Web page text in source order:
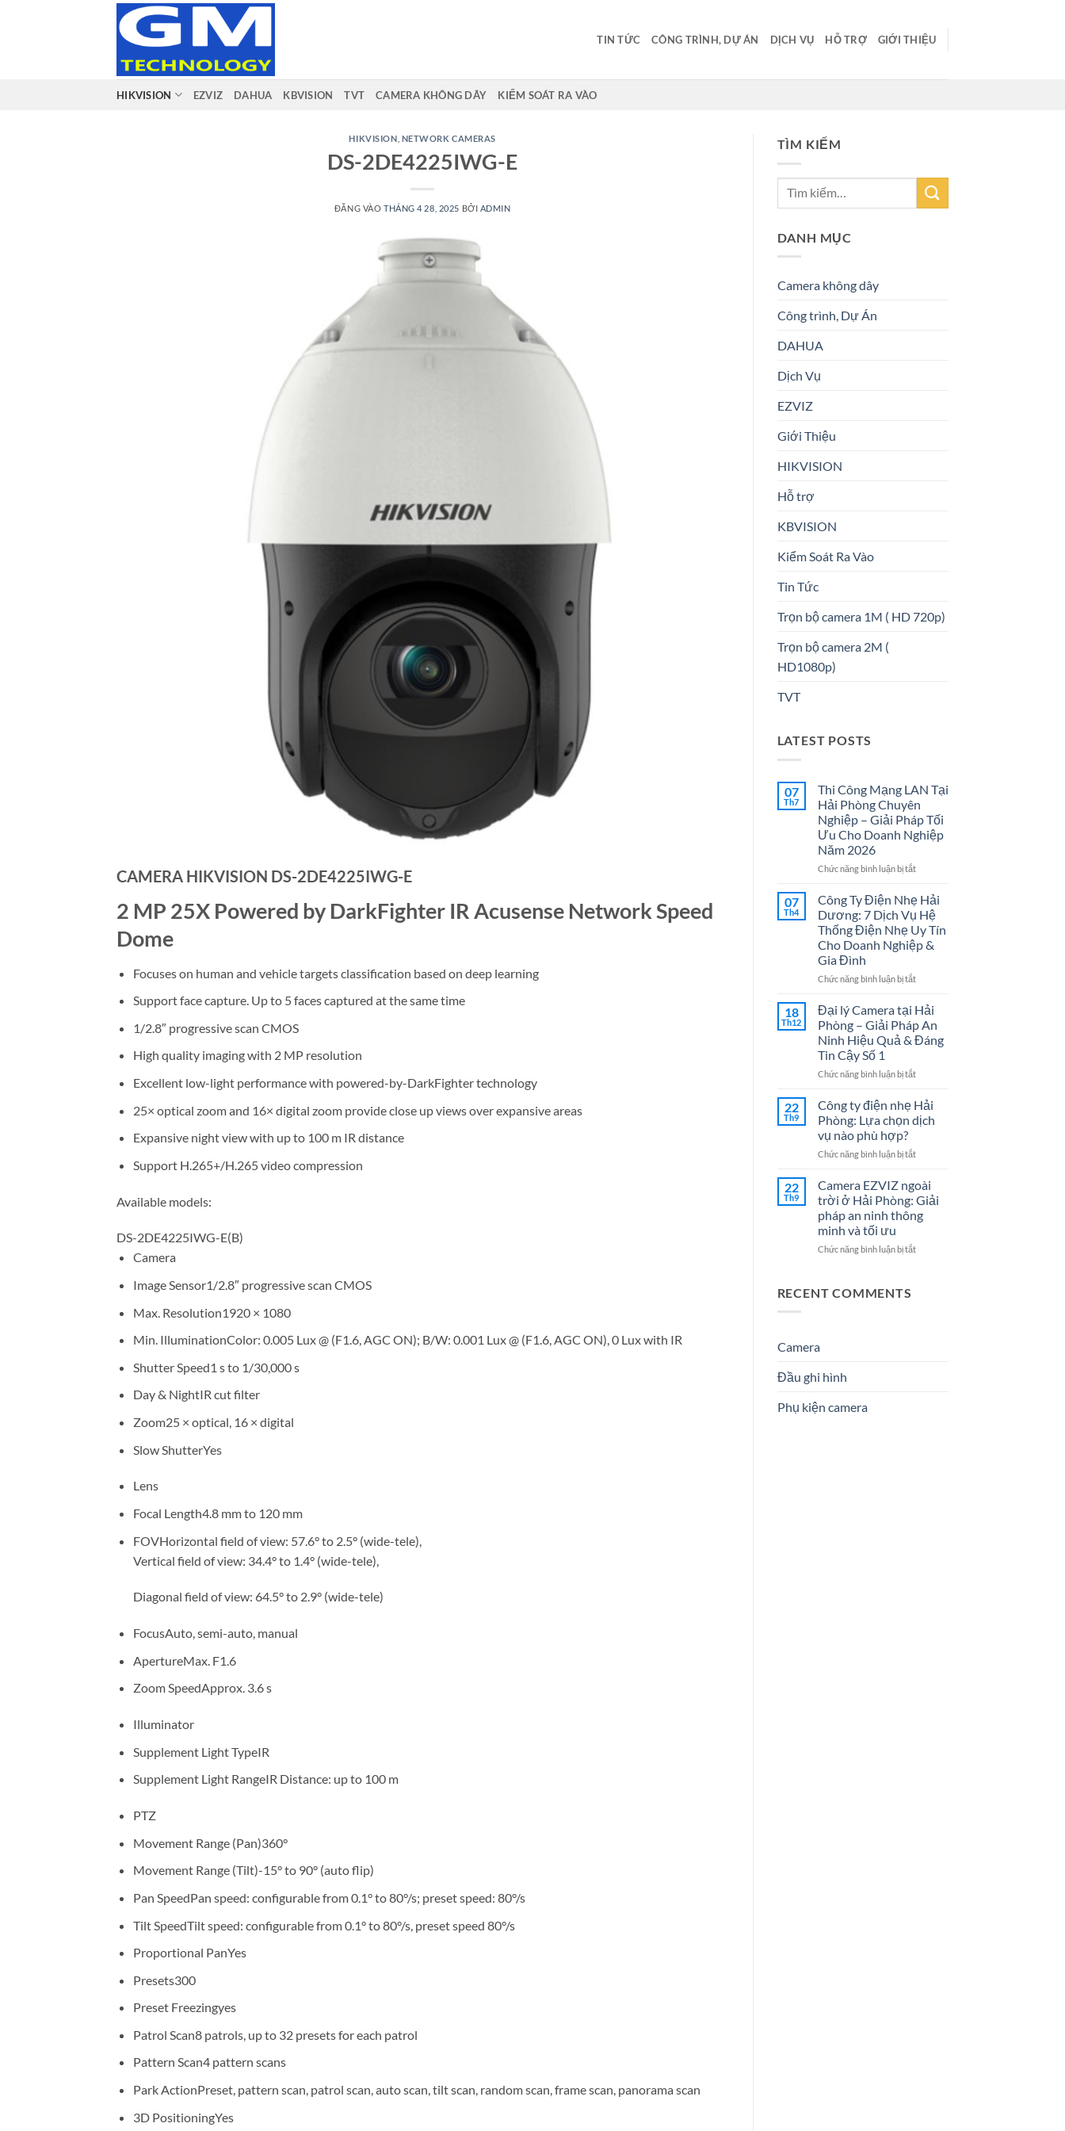
TIN TỨC CÔNG TRÌNH, DỰ ÁN DỊCH VỤ HỖ TRỢ GIỚI THIỆU
HIKVISION EZVIZ DAHUA KBVISION TVT CAMERA KHÔNG DÂY KIỂM SOÁT RA VÀO
HIKVISION NETWORK CAMERAS
DS-2DE4225IWG-E
ĐĂNG VÀO THÁNG 4 28, 2025 BỞI ADMIN
CAMERA HIKVISION DS-2DE4225IWG-E
2 MP 25X Powered by DarkFighter IR Acusense Network Speed
Dome
Focuses on human and vehicle targets classification based on deep learning
Support face capture. Up to 5 faces captured at the same time
1/2.8″ progressive scan CMOS
High quality imaging with 2 MP resolution
Excellent low-light performance with powered-by-DarkFighter technology
25× optical zoom and 16× digital zoom provide close up views over expansive areas
Expansive night view with up to 100 m IR distance
Support H.265+/H.265 video compression
Available models:
DS-2DE4225IWG-E(B)
Camera
Image Sensor1/2.8″ progressive scan CMOS
Max. Resolution1920 × 1080
Min. IlluminationColor: 0.005 Lux @ (F1.6, AGC ON); B/W: 0.001 Lux @ (F1.6, AGC ON), 0 Lux with IR
Shutter Speed1 s to 1/30,000 s
Day & NightIR cut filter
Zoom25 × optical, 16 × digital
Slow ShutterYes
Lens
Focal Length4.8 mm to 120 mm
FOVHorizontal field of view: 57.6° to 2.5° (wide-tele),
Vertical field of view: 34.4° to 1.4° (wide-tele),
Diagonal field of view: 64.5° to 2.9° (wide-tele)
FocusAuto, semi-auto, manual
ApertureMax. F1.6
Zoom SpeedApprox. 3.6 s
Illuminator
Supplement Light TypeIR
Supplement Light RangeIR Distance: up to 100 m
PTZ
Movement Range (Pan)360°
Movement Range (Tilt)-15° to 90° (auto flip)
Pan SpeedPan speed: configurable from 0.1° to 80°/s; preset speed: 80°/s
Tilt SpeedTilt speed: configurable from 0.1° to 80°/s, preset speed 80°/s
Proportional PanYes
Presets300
Preset Freezingyes
Patrol Scan8 patrols, up to 32 presets for each patrol
Pattern Scan4 pattern scans
Park ActionPreset, pattern scan, patrol scan, auto scan, tilt scan, random scan, frame scan, panorama scan
3D PositioningYes
TÌM KIẾM
DANH MỤC
Camera không dây
Công trình, Dự Án
DAHUA
Dịch Vụ
EZVIZ
Giới Thiệu
HIKVISION
Hỗ trợ
KBVISION
Kiểm Soát Ra Vào
Tin Tức
Trọn bộ camera 1M ( HD 720p)
Trọn bộ camera 2M (
HD1080p)
TVT
LATEST POSTS
07
Th7
Thi Công Mạng LAN Tại
Hải Phòng Chuyên
Nghiệp – Giải Pháp Tối
Ưu Cho Doanh Nghiệp
Năm 2026
Chức năng bình luận bị tắtở
Công
Mạng
LAN
Tại
Hải
Chuyên
Giải
Pháp
Tối
Năm
2026
07
Th4
Công Ty Điện Nhẹ Hải
Dương: 7 Dịch Vụ Hệ
Thống Điện Nhẹ Uy Tín
Cho Doanh Nghiệp &
Gia Đình
Chức năng bình luận bị tắtở
Ty
Điện
Nhẹ
Hải
7
Vụ
Hệ
Thống
Nhẹ
Tín
Cho
Doanh
Nghiệp
Gia
18
Th12
Đại lý Camera tại Hải
Phòng – Giải Pháp An
Ninh Hiệu Quả & Đáng
Tin Cậy Số 1
Chức năng bình luận bị tắtở
lý
Camera
tại
Phòng
Giải
Pháp
An
Ninh
Quả
22
Th9
Công ty điện nhẹ Hải
Phòng: Lựa chọn dịch
vụ nào phù hợp?
Chức năng bình luận bị tắtở
điện
nhẹ
Hải
Lựa
22
Th9
Camera EZVIZ ngoài
trời ở Hải Phòng: Giải
pháp an ninh thông
minh và tối ưu
Chức năng bình luận bị tắtở
RECENT COMMENTS
Camera
Đầu ghi hình
Phụ kiện camera